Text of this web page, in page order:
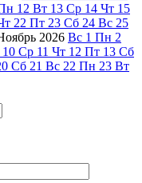
12 Вт 13 Ср 14 Чт 15
22 Пт 23 Сб 24 Вс 25
2026 Вс 1 Пн 2
10 Ср 11 Чт 12 Пт 13 Сб
Сб 21 Вс 22 Пн 23 Вт